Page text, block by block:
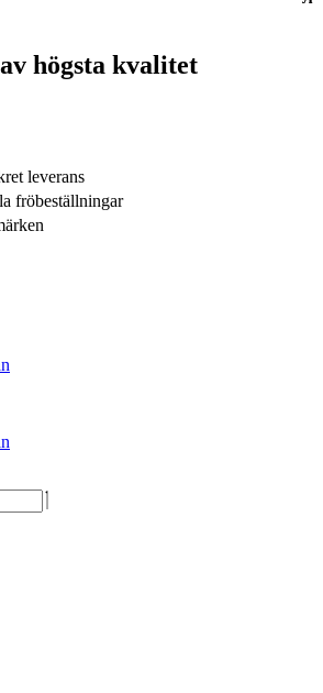
högsta kvalitet
leverans
fröbeställningar